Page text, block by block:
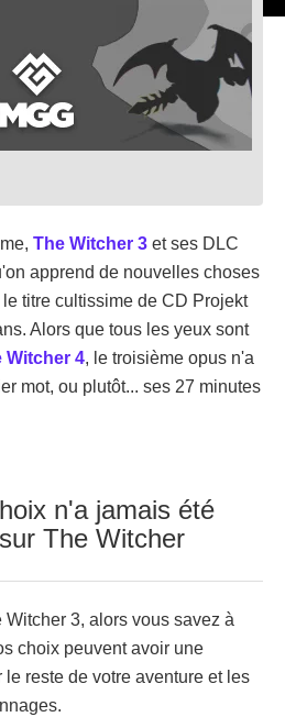
The Witcher 3 et ses DLC
apprend de nouvelles choses
titre cultissime de CD Projekt
Alors que tous les yeux sont
Witcher 4, le troisième opus n'a
mot, ou plutôt... ses 27 minutes
n'a jamais été
The Witcher
3, alors vous savez à
choix peuvent avoir une
reste de votre aventure et les